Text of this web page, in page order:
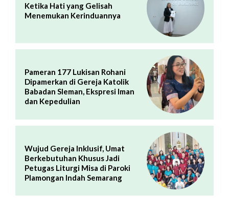
Ketika Hati yang Gelisah
Menemukan Kerinduannya
Pameran 177 Lukisan Rohani
Dipamerkan di Gereja Katolik
Babadan Sleman, Ekspresi Iman
dan Kepedulian
Wujud Gereja Inklusif, Umat
Berkebutuhan Khusus Jadi
Petugas Liturgi Misa di Paroki
Plamongan Indah Semarang